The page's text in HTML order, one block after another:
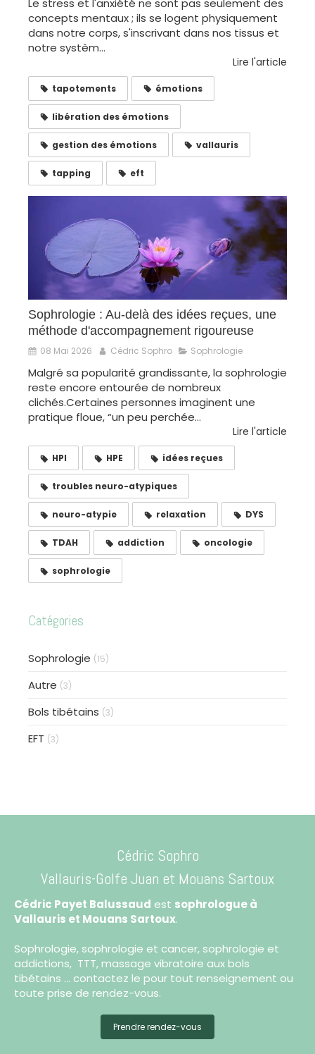
Le stress et l'anxiété ne sont pas seulement des
concepts mentaux ; ils se logent physiquement
dans notre corps, s'inscrivant dans nos tissus et
notre systèm...
Lire l'article
tapotements émotions
libération des émotions
gestion des émotions vallauris
tapping eft
Sophrologie : Au-delà des idées reçues, une
méthode d'accompagnement rigoureuse
08 Mai 2026 Cédric Sophro Sophrologie
Malgré sa popularité grandissante, la sophrologie
reste encore entourée de nombreux
clichés.Certaines personnes imaginent une
pratique floue, “un peu perchée...
Lire l'article
HPI HPE idées reçues
troubles neuro-atypiques
neuro-atypie relaxation DYS
TDAH addiction oncologie
sophrologie
Catégories
Sophrologie (15)
Autre (3)
Bols tibétains (3)
EFT (3)
Cédric Sophro
Vallauris-Golfe Juan et Mouans Sartoux
Cédric Payet Balussaud est sophrologue à
Vallauris et Mouans Sartoux.
Sophrologie, sophrologie et cancer, sophrologie et
addictions, TTT, massage vibratoire aux bols
tibétains ... contactez le pour tout renseignement ou
toute prise de rendez-vous.
Prendre rendez-vous